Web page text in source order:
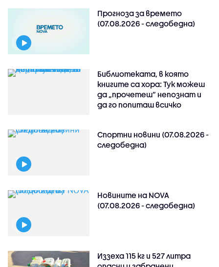
Прогноза за времето
(07.08.2026 - следобедна)
Библиотеката, в която
книгите са хора: Тук можеш
да „прочетеш“ непознат и
да го попиташ всичко
Спортни новини (07.08.2026 -
следобедна)
Новините на NOVA
(07.08.2026 - следобедна)
Иззеха 115 кг и 527 литра